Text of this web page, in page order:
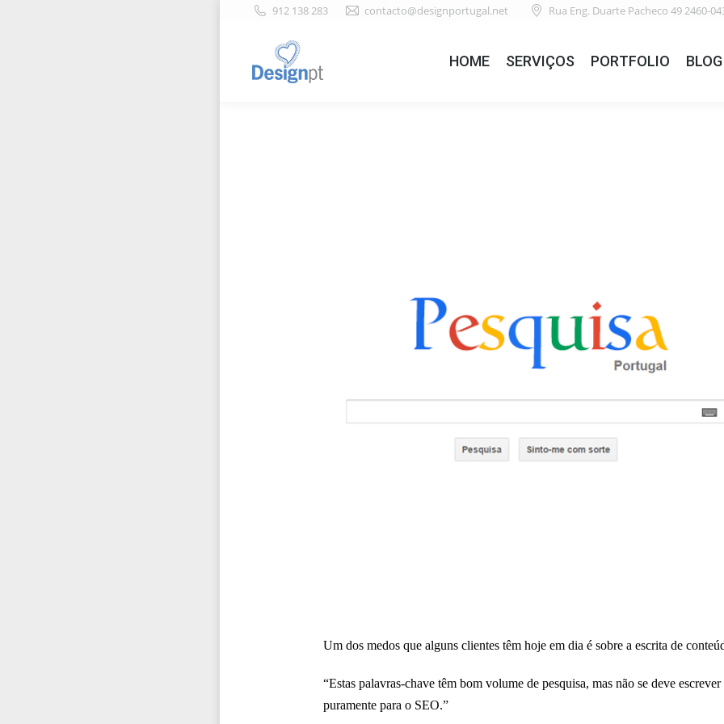
912 138 283 contacto@designportugal.net Rua Eng. Duarte Pacheco 49 2460-
HOME SERVIÇOS PORTFOLIO BLOG
Um dos medos que alguns clientes têm hoje em dia é sobre a escrita de
“Estas palavras-chave têm bom volume de pesquisa, mas não se deve escrever
puramente para o SEO.”